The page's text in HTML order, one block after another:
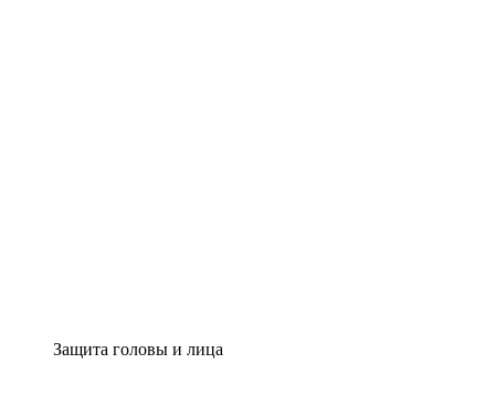
Защита головы и лица